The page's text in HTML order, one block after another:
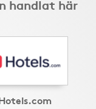
handlat här